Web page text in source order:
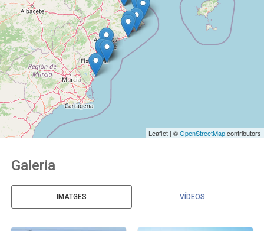
Leaflet | ©OpenStreetMapcontributors
Galeria
IMATGES VÍDEOS